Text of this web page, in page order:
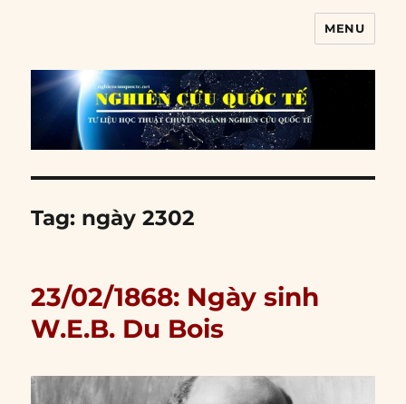
MENU
Tag: ngày 2302
23/02/1868: Ngày sinh
W.E.B. Du Bois